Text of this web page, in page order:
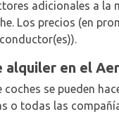
adicionales a la
Los precios (en
alquiler en el
coches se pueden
o todas las